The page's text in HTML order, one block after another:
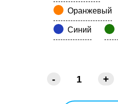
Оранжевый
Синий
- +